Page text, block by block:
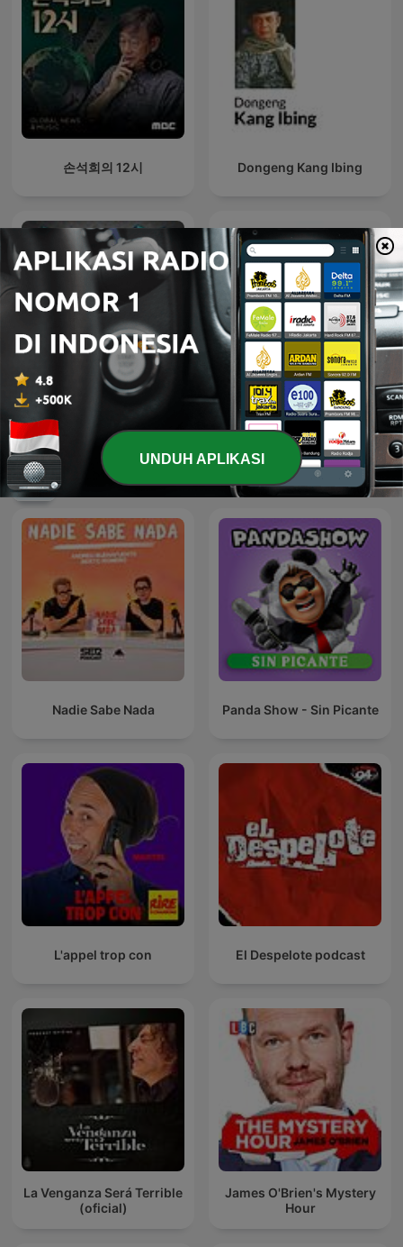
손석희의 12시 Dongeng Kang Ibing
Down N Dirty Sexy Hot
Adult Stories from the
Street
Visi FM Medan
Podcast Komedi internasional
Nadie Sabe Nada Panda Show - Sin Picante
L'appel trop con El Despelote podcast
La Venganza Será Terrible
(oficial)
James O'Brien's Mystery
Hour
UNDUH APLIKASI